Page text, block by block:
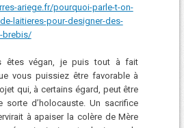
ariege.fr/pourquoi-parle-t-on-
laitieres-pour-designer-des-
brebis/
êtes végan, je puis tout à fait
vous puissiez être favorable à
qui, à certains égard, peut être
sorte d’holocauste. Un sacrifice
à apaiser la colère de Mère